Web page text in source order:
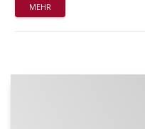
MEHR